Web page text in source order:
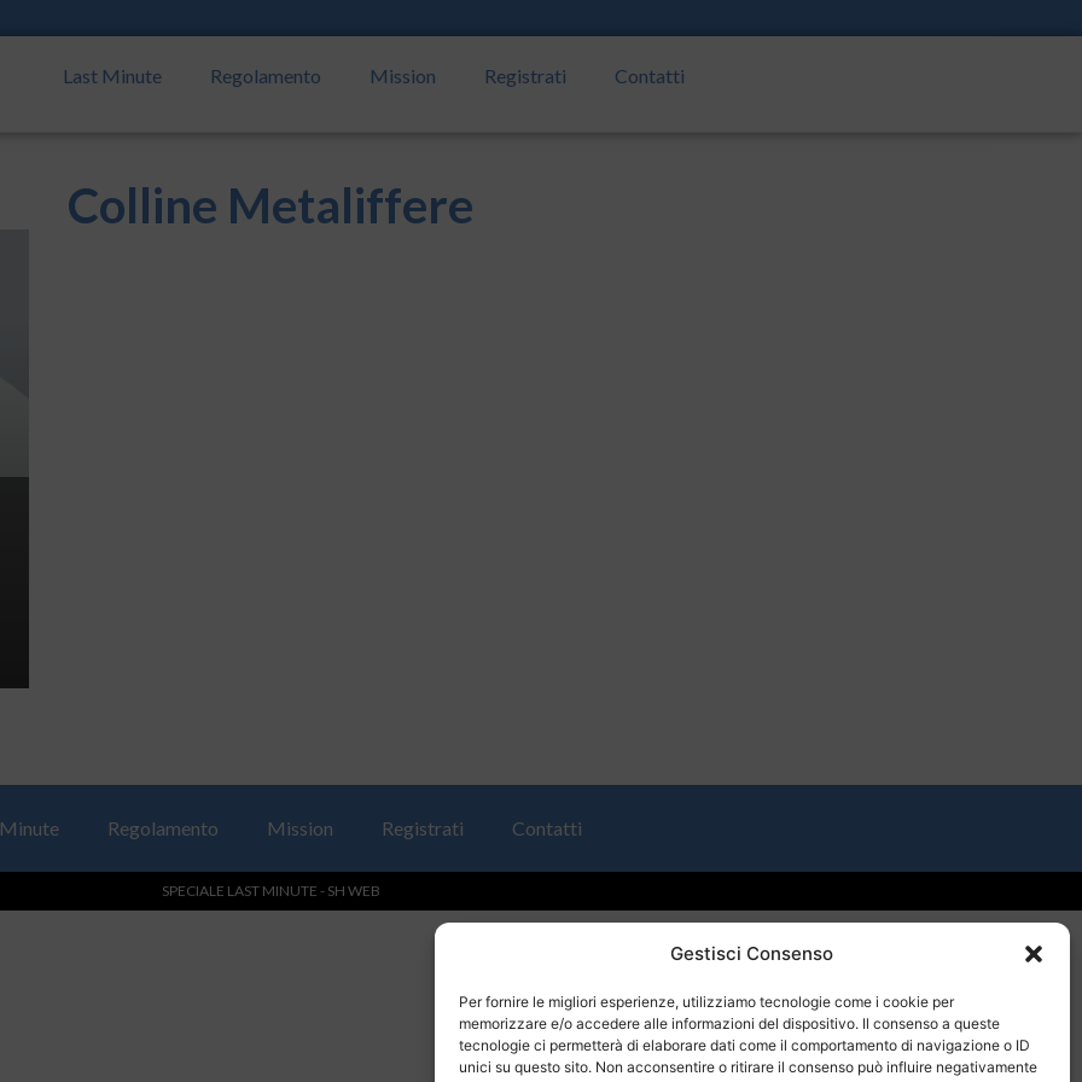
Gestisci Consenso
Per fornire le migliori esperienze, utilizziamo tecnologie come i cookie per
memorizzare e/o accedere alle informazioni del dispositivo. Il consenso a queste
tecnologie ci permetterà di elaborare dati come il comportamento di navigazione o ID
unici su questo sito. Non acconsentire o ritirare il consenso può influire negativamente
Last Minute Regolamento Mission Registrati Contatti
Colline Metaliffere
Regolamento Mission Registrati Contatti
SPECIALE LAST MINUTE - SH WEB